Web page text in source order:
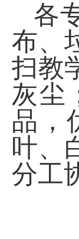
各
布、
扫教
灰尘
品，
叶、
分工